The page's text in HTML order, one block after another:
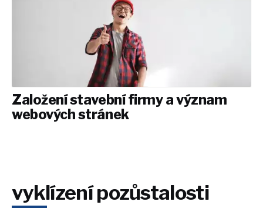
Založení stavební firmy a význam
webových stránek
vyklízení pozůstalosti